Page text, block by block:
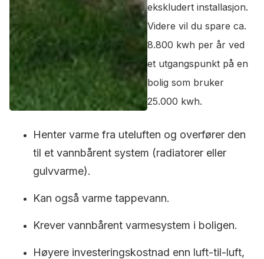
ekskludert installasjon.
Videre vil du spare ca.
8.800 kwh per år ved
et utgangspunkt på en
bolig som bruker
25.000 kwh.
Henter varme fra uteluften og overfører den
til et vannbårent system (radiatorer eller
gulvvarme).
Kan også varme tappevann.
Krever vannbårent varmesystem i boligen.
Høyere investeringskostnad enn luft-til-luft,